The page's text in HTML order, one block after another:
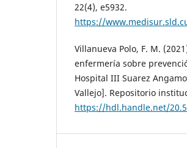
22(4), e5932.
https://
Villanueva Polo, F. M.
enfermería sobre
Hospital III Suarez
Vallejo]. Repositorio
https://hdl.handle.net/